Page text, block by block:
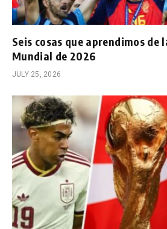
Seis cosas que aprendimos de
Mundial de 2026
JULY 25, 2026